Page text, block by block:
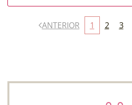
ANTERIOR 1 2 3